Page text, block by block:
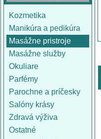
Kozmetika
Manikúra a pedikúra
Masážne pristroje
Masážne služby
Okuliare
Parfémy
Parochne a príčesky
Salóny krásy
Zdravá výživa
Ostatné